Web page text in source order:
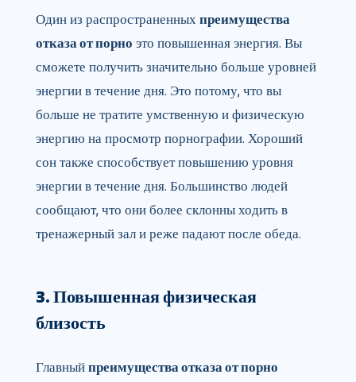
Один из распространенных преимущества
отказа от порно это повышенная энергия. Вы
сможете получить значительно больше уровней
энергии в течение дня. Это потому, что вы
больше не тратите умственную и физическую
энергию на просмотр порнографии. Хороший
сон также способствует повышению уровня
энергии в течение дня. Большинство людей
сообщают, что они более склонны ходить в
тренажерный зал и реже падают после обеда.
3. Повышенная физическая
близость
Главный преимущества отказа от порно